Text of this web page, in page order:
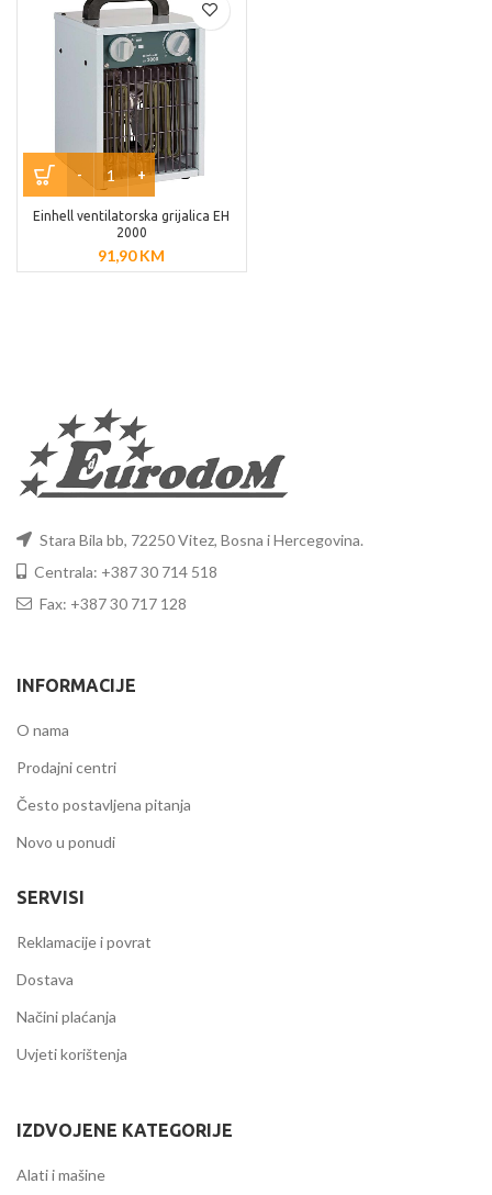
Einhell ventilatorska grijalica EH
2000
91,90KM
Stara Bila bb, 72250 Vitez, Bosna i Hercegovina.
Centrala: +387 30 714 518
Fax: +387 30 717 128
INFORMACIJE
O nama
Prodajni centri
Često postavljena pitanja
Novo u ponudi
SERVISI
Reklamacije i povrat
Dostava
Načini plaćanja
Uvjeti korištenja
IZDVOJENE KATEGORIJE
Alati i mašine